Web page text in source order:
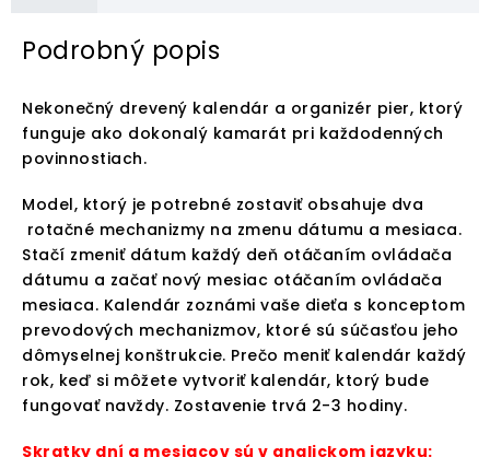
Podrobný popis
Nekonečný drevený kalendár a organizér pier, ktorý
funguje ako dokonalý kamarát pri každodenných
povinnostiach.
Model, ktorý je potrebné zostaviť obsahuje dva
rotačné mechanizmy na zmenu dátumu a mesiaca.
Stačí zmeniť dátum každý deň otáčaním ovládača
dátumu a začať nový mesiac otáčaním ovládača
mesiaca. Kalendár zoznámi vaše dieťa s konceptom
prevodových mechanizmov, ktoré sú súčasťou jeho
dômyselnej konštrukcie. Prečo meniť kalendár každý
rok, keď si môžete vytvoriť kalendár, ktorý bude
fungovať navždy. Zostavenie trvá 2-3 hodiny.
Skratky dní a mesiacov sú v anglickom jazyku: